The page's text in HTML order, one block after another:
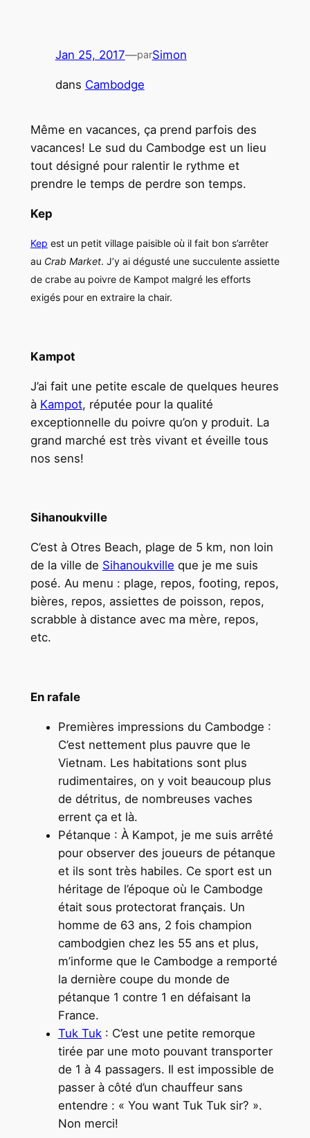
Jan 25, 2017—parSimon
dans Cambodge
Même en vacances, ça prend parfois des
vacances! Le sud du Cambodge est un lieu
tout désigné pour ralentir le rythme et
prendre le temps de perdre son temps.
Kep
Kep est un petit village paisible où il fait bon s’arrêter
au Crab Market. J’y ai dégusté une succulente assiette
de crabe au poivre de Kampot malgré les efforts
exigés pour en extraire la chair.
Kampot
J’ai fait une petite escale de quelques heures
à Kampot, réputée pour la qualité
exceptionnelle du poivre qu’on y produit. La
grand marché est très vivant et éveille tous
nos sens!
Sihanoukville
C’est à Otres Beach, plage de 5 km, non loin
de la ville de Sihanoukville que je me suis
posé. Au menu : plage, repos, footing, repos,
bières, repos, assiettes de poisson, repos,
scrabble à distance avec ma mère, repos,
etc.
En rafale
Premières impressions du Cambodge :
C’est nettement plus pauvre que le
Vietnam. Les habitations sont plus
rudimentaires, on y voit beaucoup plus
de détritus, de nombreuses vaches
errent ça et là.
Pétanque : À Kampot, je me suis arrêté
pour observer des joueurs de pétanque
et ils sont très habiles. Ce sport est un
héritage de l’époque où le Cambodge
était sous protectorat français. Un
homme de 63 ans, 2 fois champion
cambodgien chez les 55 ans et plus,
m’informe que le Cambodge a remporté
la dernière coupe du monde de
pétanque 1 contre 1 en défaisant la
France.
Tuk Tuk: C’est une petite remorque
tirée par une moto pouvant transporter
de 1 à 4 passagers. Il est impossible de
passer à côté d’un chauffeur sans
entendre : « You want Tuk Tuk sir? ».
Non merci!